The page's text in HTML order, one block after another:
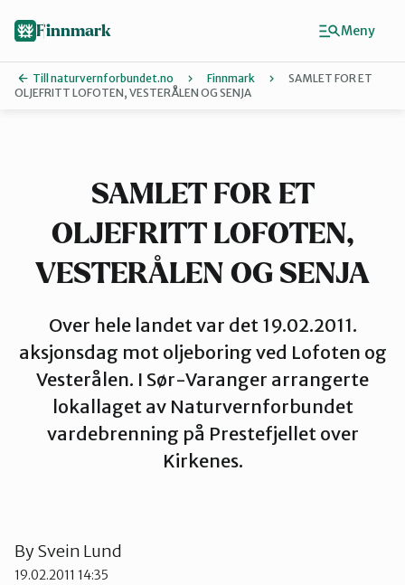
Porsangerfjorden
Stilla og Vest-Finnmark
Tana og Varanger
Finnmark
Till naturvernforbundet.no Finnmark
SAMLET FOR ET
OLJEFRITT LOFOTEN, VESTERÅLEN OG SENJA
SAMLET FOR ET
OLJEFRITT LOFOTEN,
VESTERÅLEN OG SENJA
Over hele landet var det 19.02.2011.
aksjonsdag mot oljeboring ved Lofoten og
Vesterålen. I Sør-Varanger arrangerte
lokallaget av Naturvernforbundet
vardebrenning på Prestefjellet over
Kirkenes.
BySvein Lund
19.02.2011 14:35